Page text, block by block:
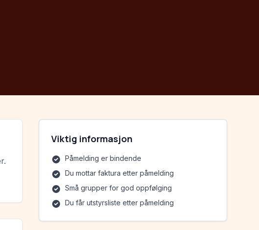
Viktig informasjon
Påmelding er bindende
Du mottar faktura etter påmelding
Små grupper for god oppfølging
Du får utstyrsliste etter påmelding